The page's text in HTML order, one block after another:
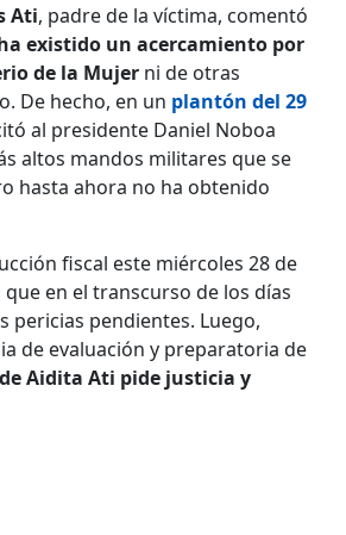
Ati, padre de la víctima, comentó
existido un acercamiento por
de la Mujer ni de otras
De hecho, en un plantón del 29
al presidente Daniel Noboa
altos mandos militares que se
hasta ahora no ha obtenido
fiscal este miércoles 28 de
en el transcurso de los días
pericias pendientes. Luego,
de evaluación y preparatoria de
Aidita Ati pide justicia y